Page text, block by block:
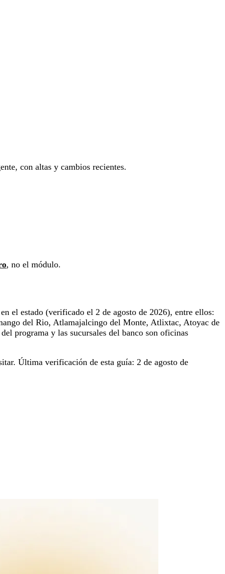
con altas y cambios recientes.
, no el módulo.
en el estado (verificado el 2 de agosto de 2026), entre ellos:
del Rio, Atlamajalcingo del Monte, Atlixtac, Atoyac de
programa y las sucursales del banco son oficinas
Última verificación de esta guía: 2 de agosto de